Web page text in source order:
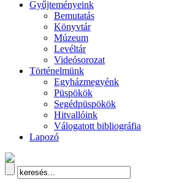
Gyűjteményeink
Bemutatás
Könyvtár
Múzeum
Levéltár
Videósorozat
Történelmünk
Egyházmegyénk
Püspökök
Segédpüspökök
Hitvallóink
Válogatott bibliográfia
Lapozó